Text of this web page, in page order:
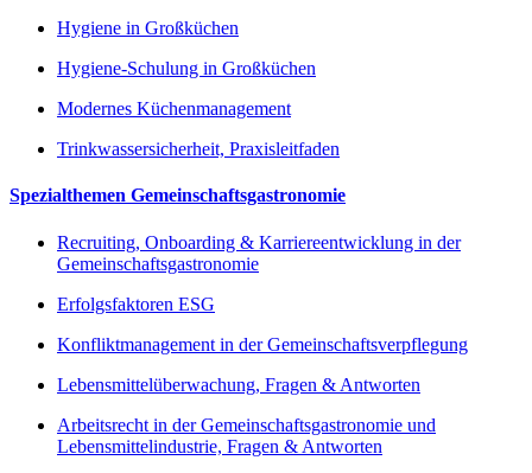
Hygiene in Großküchen
Hygiene-Schulung in Großküchen
Modernes Küchenmanagement
Trinkwassersicherheit, Praxisleitfaden
Spezialthemen Gemeinschaftsgastronomie
Recruiting, Onboarding & Karriereentwicklung in der
Gemeinschaftsgastronomie
Erfolgsfaktoren ESG
Konfliktmanagement in der Gemeinschaftsverpflegung
Lebensmittelüberwachung, Fragen & Antworten
Arbeitsrecht in der Gemeinschaftsgastronomie und
Lebensmittelindustrie, Fragen & Antworten